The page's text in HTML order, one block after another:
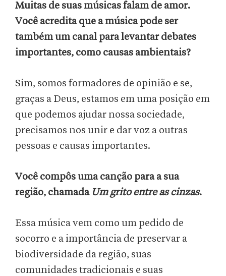
Muitas de suas músicas falam de amor.
Você acredita que a música pode ser
também um canal para levantar debates
importantes, como causas ambientais?
Sim, somos formadores de opinião e se,
graças a Deus, estamos em uma posição em
que podemos ajudar nossa sociedade,
precisamos nos unir e dar voz a outras
pessoas e causas importantes.
Você compôs uma canção para a sua
região, chamada Um grito entre as cinzas.
Essa música vem como um pedido de
socorro e a importância de preservar a
biodiversidade da região, suas
comunidades tradicionais e suas